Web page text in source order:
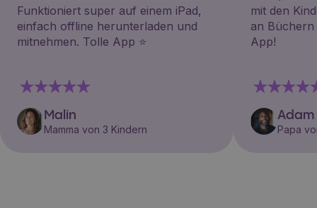
Funktioniert super auf einem iPad,
einfach offline herunterladen und
mitnehmen. Tolle App ⭐️
Malin
Mamma von 3 Kindern
mit den
an Büchern
App!
Adam
Papa